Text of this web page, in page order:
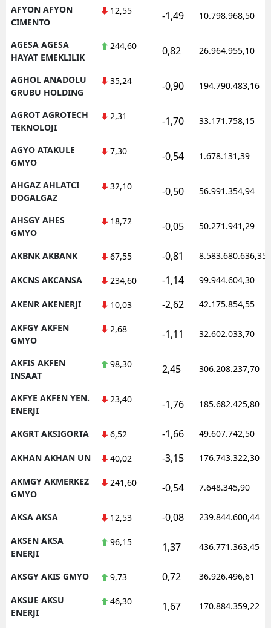
AFYON AFYON
CIMENTO
12,55 -1,49 10.798.968,50
AGESA AGESA
HAYAT EMEKLILIK
244,60 0,82 26.964.955,10
AGHOL ANADOLU
GRUBU HOLDING
35,24 -0,90 194.790.483,16
AGROT AGROTECH
TEKNOLOJI
2,31 -1,70 33.171.758,15
AGYO ATAKULE
GMYO
7,30 -0,54 1.678.131,39
AHGAZ AHLATCI
DOGALGAZ
32,10 -0,50 56.991.354,94
AHSGY AHES
GMYO
18,72 -0,05 50.271.941,29
AKBNK AKBANK 67,55 -0,81 8.583.680.636,35
AKCNS AKCANSA 234,60 -1,14 99.944.604,30
AKENR AKENERJI 10,03 -2,62 42.175.854,55
AKFGY AKFEN
GMYO
2,68 -1,11 32.602.033,70
AKFIS AKFEN
INSAAT
98,30 2,45 306.208.237,70
AKFYE AKFEN YEN.
ENERJI
23,40 -1,76 185.682.425,80
AKGRT AKSIGORTA 6,52 -1,66 49.607.742,50
AKHAN AKHAN UN 40,02 -3,15 176.743.322,30
AKMGY AKMERKEZ
GMYO
241,60 -0,54 7.648.345,90
AKSA AKSA 12,53 -0,08 239.844.600,44
AKSEN AKSA
ENERJI
96,15 1,37 436.771.363,45
AKSGY AKIS GMYO 9,73 0,72 36.926.496,61
AKSUE AKSU
ENERJI
46,30 1,67 170.884.359,22